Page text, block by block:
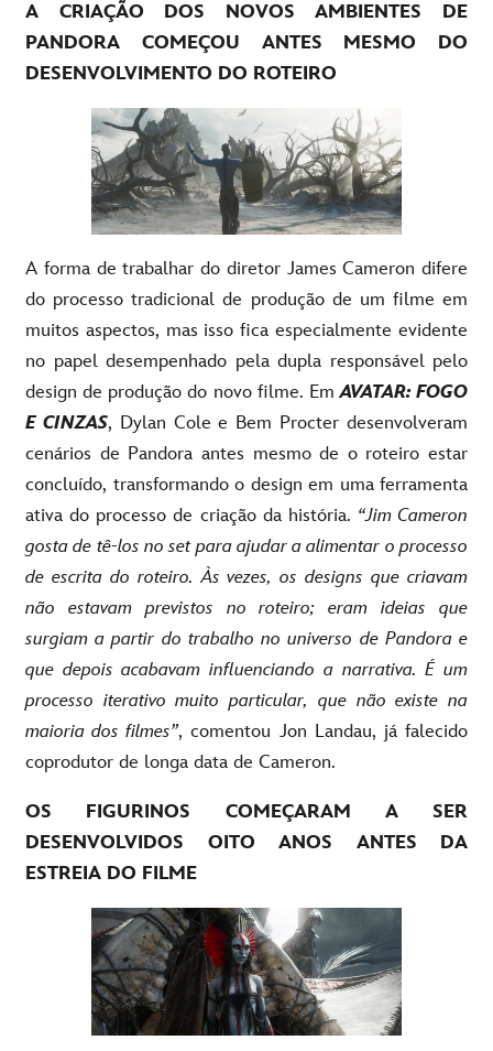
A CRIAÇÃO DOS NOVOS AMBIENTES DE
PANDORA COMEÇOU ANTES MESMO DO
DESENVOLVIMENTO DO ROTEIRO
A forma de trabalhar do diretor James Cameron difere
do processo tradicional de produção de um filme em
muitos aspectos, mas isso fica especialmente evidente
no papel desempenhado pela dupla responsável pelo
design de produção do novo filme. EmAVATAR: FOGO
E CINZAS, Dylan Cole e Bem Procter desenvolveram
cenários de Pandora antes mesmo de o roteiro estar
concluído, transformando o design em uma ferramenta
ativa do processo de criação da história. “Jim Cameron
gosta de tê-los no set para ajudar a alimentar o processo
de escrita do roteiro. Às vezes, os designs que criavam
não estavam previstos no roteiro; eram ideias que
surgiam a partir do trabalho no universo de Pandora e
que depois acabavam influenciando a narrativa. É um
processo iterativo muito particular, que não existe na
maioria dos filmes”, comentou Jon Landau, já falecido
coprodutor de longa data de Cameron.
OS FIGURINOS COMEÇARAM A SER
DESENVOLVIDOS OITO ANOS ANTES DA
ESTREIA DO FILME